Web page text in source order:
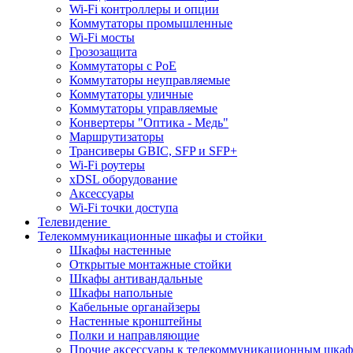
Wi-Fi контроллеры и опции
Коммутаторы промышленные
Wi-Fi мосты
Грозозащита
Коммутаторы c PoE
Коммутаторы неуправляемые
Коммутаторы уличные
Коммутаторы управляемые
Конвертеры "Оптика - Медь"
Маршрутизаторы
Трансиверы GBIC, SFP и SFP+
Wi-Fi роутеры
xDSL оборудование
Аксессуары
Wi-Fi точки доступа
Телевидение
Телекоммуникационные шкафы и стойки
Шкафы настенные
Открытые монтажные стойки
Шкафы антивандальные
Шкафы напольные
Кабельные органайзеры
Настенные кронштейны
Полки и направляющие
Прочие аксессуары к телекоммуникационным